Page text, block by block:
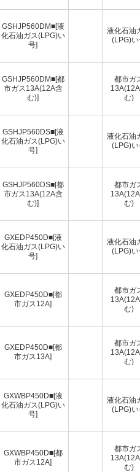
GSHJP560DM■[液
化石油ガス(LPG)い
号]
液化石油
(LPG)い
GSHJP560DM■[都
市ガス13A(12A含
む)]
都市ガ
む)
GSHJP560DS■[液
化石油ガス(LPG)い
号]
液化石油
(LPG)い
GSHJP560DS■[都
市ガス13A(12A含
む)]
都市ガ
む)
GXEDP450D■[液
化石油ガス(LPG)い
号]
液化石油
(LPG)い
GXEDP450D■[都
市ガス12A]
都市ガ
む)
GXEDP450D■[都
市ガス13A]
都市ガ
む)
GXWBP450D■[液
化石油ガス(LPG)い
号]
液化石油
(LPG)い
GXWBP450D■[都
市ガス12A]
都市ガ
む)